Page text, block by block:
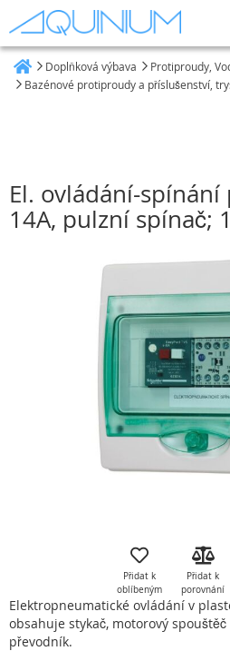
Doplňková výbava Protiproudy,
Bazénové protiproudy a příslušenství,
El. ovládání-
14A, pulzní spínač;
s
obrázky
Přidat k
oblíbeným
Přidat k
porovnání
Elektropneumatické ovládání v
obsahuje stykač, motorový
převodník.